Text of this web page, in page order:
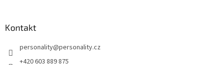
Kontakt
personality@personality.cz
+420 603 889 875